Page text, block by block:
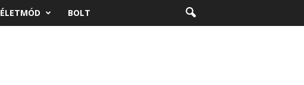
ÉLETMÓD BOLT